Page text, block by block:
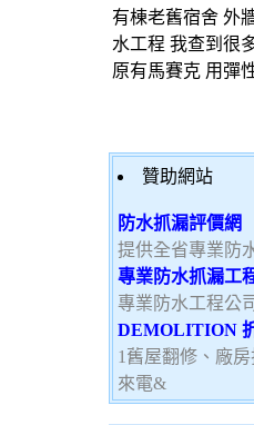
有棟老舊宿舍 外
水工程 我查到很
原有馬賽克 用彈
贊助網站
防水抓漏評價網
提供全省專業防
專業防水抓漏工
專業防水工程公
DEMOLITION
1舊屋翻修、廠
來電&